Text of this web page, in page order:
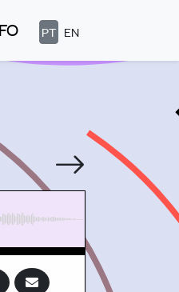
PT EN